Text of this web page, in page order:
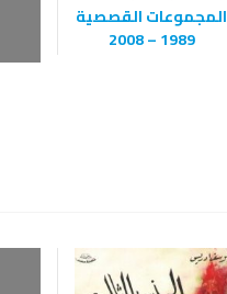
المجموعات القصصية
1989 – 2008